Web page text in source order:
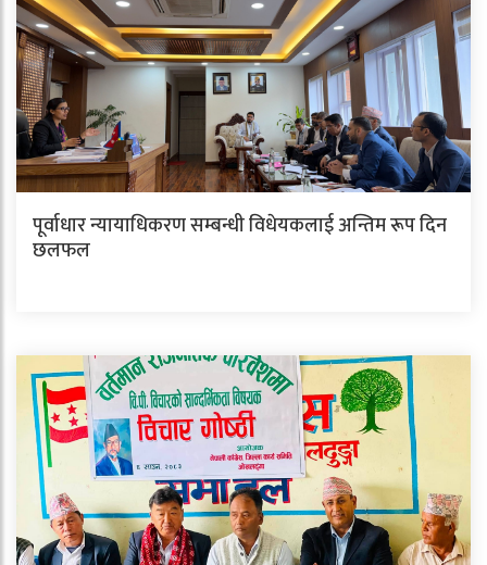
पूर्वाधार न्यायाधिकरण सम्बन्धी विधेयकलाई अन्तिम रूप दिन
छलफल